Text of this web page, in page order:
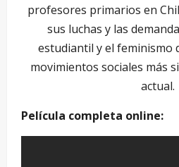
profesores primarios en
sus luchas y las
estudiantil y el feminismo
movimientos sociales más
actual.
Película completa online: